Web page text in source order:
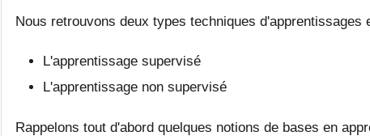
Nous retrouvons deux types techniques d'apprentissages
L'apprentissage supervisé
L'apprentissage non supervisé
Rappelons tout d'abord quelques notions de bases en